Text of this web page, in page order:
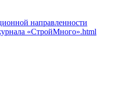
направленности
«СтройМного».html